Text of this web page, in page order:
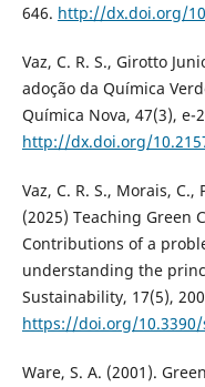
646. http://dx.doi.org/
Vaz, C. R. S., Girotto
adoção da Química
Química Nova, 47(3), e-
http://dx.doi.org/
Vaz, C. R. S., Morais, C.,
(2025) Teaching Green
Contributions of a
understanding the
Sustainability, 17(5),
https://doi.org/10.3390/
Ware, S. A. (2001).